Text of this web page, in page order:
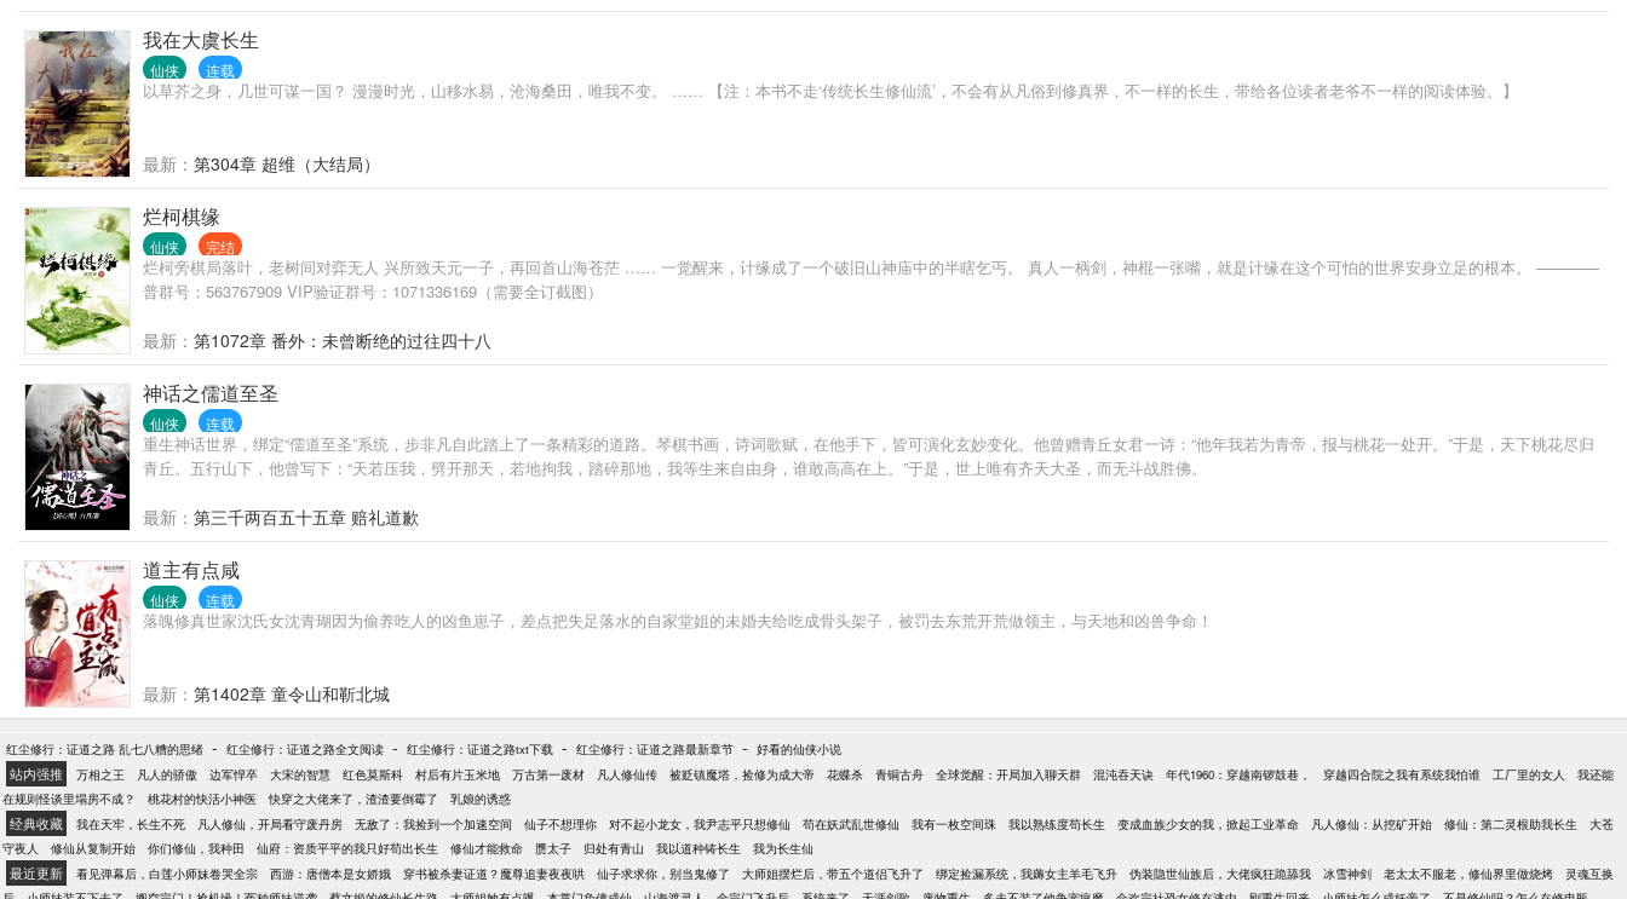
我在大虞长生
仙侠 连载
以草芥之身，几世可谋一国？ 漫漫时光，山移水易，沧海桑田，唯我不变。 …… 【注：本书不走‘传统长生修仙流’，不会有从凡俗到修真界，不一样的长生，带给各位读者老爷不一样的阅读体验。】
最新： 第304章 超维（大结局）
烂柯棋缘
仙侠 完结
烂柯旁棋局落叶，老树间对弈无人 兴所致天元一子，再回首山海苍茫 …… 一觉醒来，计缘成了一个破旧山神庙中的半瞎乞丐。 真人一柄剑，神棍一张嘴，就是计缘在这个可怕的世界安身立足的根本。 ————
普群号：563767909 VIP验证群号：1071336169（需要全订截图）
最新： 第1072章 番外：未曾断绝的过往四十八
神话之儒道至圣
仙侠 连载
重生神话世界，绑定“儒道至圣”系统，步非凡自此踏上了一条精彩的道路。琴棋书画，诗词歌赋，在他手下，皆可演化玄妙变化。他曾赠青丘女君一诗：“他年我若为青帝，报与桃花一处开。”于是，天下桃花尽归
青丘。五行山下，他曾写下：“天若压我，劈开那天，若地拘我，踏碎那地，我等生来自由身，谁敢高高在上。”于是，世上唯有齐天大圣，而无斗战胜佛。
最新： 第三千两百五十五章 赔礼道歉
道主有点咸
仙侠 连载
落魄修真世家沈氏女沈青瑚因为偷养吃人的凶鱼崽子，差点把失足落水的自家堂姐的未婚夫给吃成骨头架子，被罚去东荒开荒做领主，与天地和凶兽争命！
最新： 第1402章 童令山和靳北城
红尘修行：证道之路 乱七八糟的思绪 - 红尘修行：证道之路全文阅读 - 红尘修行：证道之路txt下载 - 红尘修行：证道之路最新章节 - 好看的仙侠小说
站内强推 万相之王 凡人的骄傲 边军悍卒 大宋的智慧 红色莫斯科 村后有片玉米地 万古第一废材 凡人修仙传 被贬镇魔塔，捡修为成大帝 花蝶杀 青铜古舟 全球觉醒：开局加入聊天群 混沌吞天诀 年代1960：穿越南锣鼓巷， 穿越四合院之我有系统我怕谁 工厂里的女人
我还能
在规则怪谈里塌房不成？
桃花村的快活小神医 快穿之大佬来了，渣渣要倒霉了 乳娘的诱惑
经典收藏 我在天牢，长生不死 凡人修仙，开局看守废丹房 无敌了：我捡到一个加速空间 仙子不想理你 对不起小龙女，我尹志平只想修仙 苟在妖武乱世修仙 我有一枚空间珠 我以熟练度苟长生 变成血族少女的我，掀起工业革命 凡人修仙：从挖矿开始 修仙：第二灵根助我长生
大苍
守夜人
修仙从复制开始 你们修仙，我种田 仙府：资质平平的我只好苟出长生 修仙才能救命 赝太子 归处有青山 我以道种铸长生 我为长生仙
最近更新 看见弹幕后，白莲小师妹卷哭全宗 西游：唐僧本是女娇娥 穿书被杀妻证道？魔尊追妻夜夜哄 仙子求求你，别当鬼修了 大师姐摆烂后，带五个道侣飞升了 绑定捡漏系统，我薅女主羊毛飞升 伪装隐世仙族后，大佬疯狂跪舔我 冰雪神剑 老太太不服老，修仙界里做烧烤
灵魂互换